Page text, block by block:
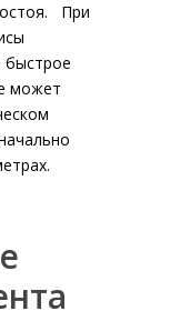
При
быстрое
может